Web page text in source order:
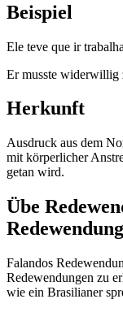
Beispiel
Ele teve que ir
Er musste widerwillig
Herkunft
Ausdruck aus dem
mit körperlicher
getan wird.
Übe
Falandos
Redewendungen zu
wie ein Brasilianer